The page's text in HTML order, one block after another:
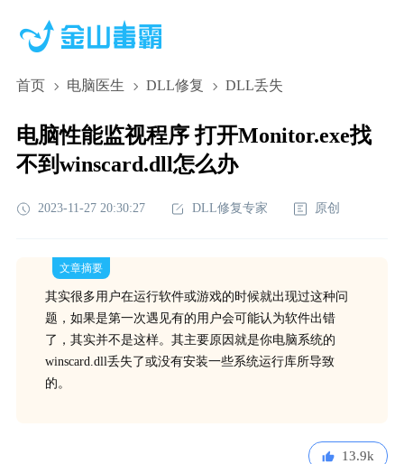
首页 电脑医生 DLL修复 DLL丢失
电脑性能监视程序 打开Monitor.exe找
不到winscard.dll怎么办
2023-11-27 20:30:27 DLL修复专家 原创
文章摘要
其实很多用户在运行软件或游戏的时候就出现过这种问
题，如果是第一次遇见有的用户会可能认为软件出错
了，其实并不是这样。其主要原因就是你电脑系统的
winscard.dll丢失了或没有安装一些系统运行库所导致
的。
13.9k